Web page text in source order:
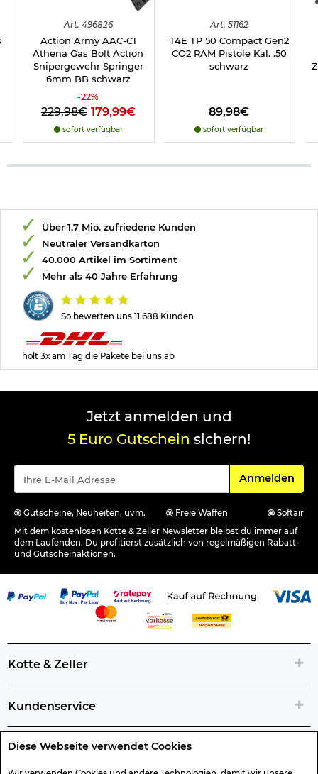
Diese Webseite verwendet Cookies
Art. 496826
Action Army AAC-C1
Athena Gas Bolt Action
Snipergewehr Springer
6mm BB schwarz
-22%
229,98€ 179,99€
sofort verfügbar
Art. 51162
T4E TP 50 Compact Gen2
CO2 RAM Pistole Kal. .50
schwarz
89,98€
sofort verfügbar
So bewerten uns 11.688 Kunden
Über 1,7 Mio. zufriedene Kunden
Neutraler Versandkarton
40.000 Artikel im Sortiment
Mehr als 40 Jahre Erfahrung
holt 3x am Tag die Pakete bei uns ab
Jetzt anmelden und
5 Euro Gutschein sichern!
Für den
Anmelden
Gutscheine, Neuheiten, uvm. Freie Waffen
Softair
Mit dem kostenlosen Kotte & Zeller Newsletter bleibst du immer auf
dem Laufenden. Du profitierst zusätzlich von regelmäßigen Rabatt-
und Gutscheinaktionen.
Kotte & Zeller
Kundenservice
Rechtliche Artikelinfos